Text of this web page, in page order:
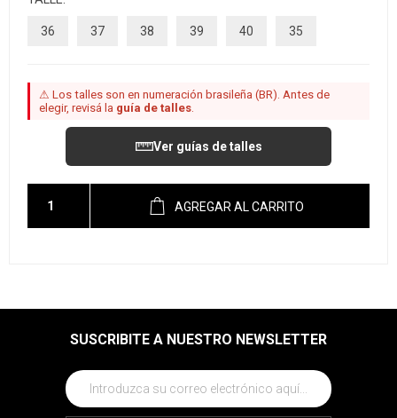
36 37 38 39 40 35
⚠ Los talles son en numeración brasileña (BR). Antes de
elegir, revisá la guía de talles
Ver guías de talles
AGREGAR AL CARRITO
SUSCRIBITE A NUESTRO NEWSLETTER